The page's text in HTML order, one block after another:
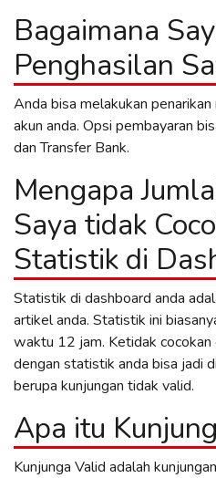
Bagaimana
Penghasilan
Anda bisa melakukan
akun anda. Opsi pembayaran
dan Transfer Bank.
Mengapa
Saya tidak
Statistik di
Statistik di dashboard anda
artikel anda. Statistik ini
waktu 12 jam. Ketidak
dengan statistik anda bisa jadi
berupa kunjungan tidak valid.
Apa itu
Kunjunga Valid adalah